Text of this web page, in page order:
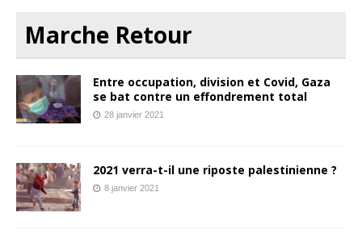
Marche Retour
Entre occupation, division et Covid, Gaza
se bat contre un effondrement total
28 janvier 2021
2021 verra-t-il une riposte palestinienne ?
8 janvier 2021